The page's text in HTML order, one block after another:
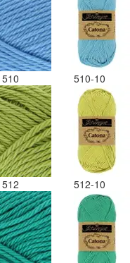
510 510-10
512 512-10